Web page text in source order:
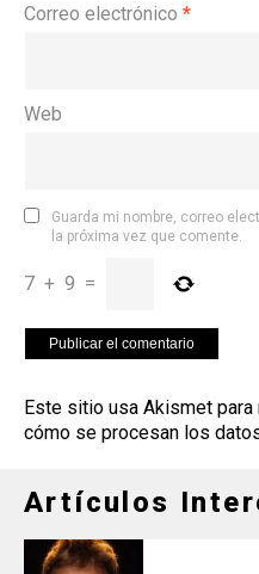
Correo electrónico *
Web
Guarda mi nombre, correo
la próxima vez que comente.
7 + 9 =
Este sitio usa Akismet para
cómo se procesan los
Artículos